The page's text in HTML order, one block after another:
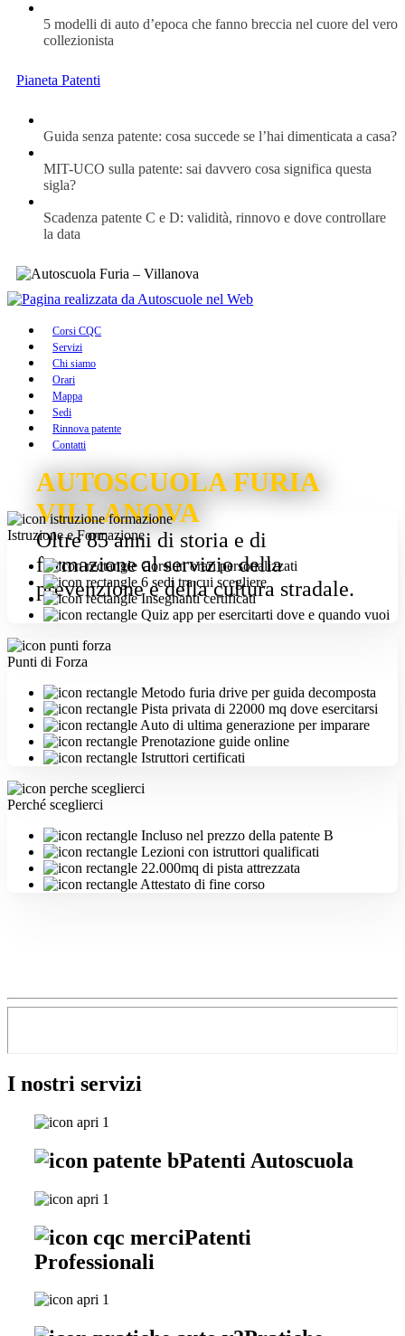
5 modelli di auto d’epoca che fanno breccia nel cuore del vero
collezionista
Pianeta Patenti
Guida senza patente: cosa succede se l’hai dimenticata a casa?
MIT-UCO sulla patente: sai davvero cosa significa questa
sigla?
Scadenza patente C e D: validità, rinnovo e dove controllare
la data
Corsi CQC
Servizi
Chi siamo
Orari
Mappa
Sedi
Rinnova patente
Contatti
AUTOSCUOLA FURIA
VILLANOVA
Oltre 85 anni di storia e di
formazione al servizio della
prevenzione e della cultura stradale.
Istruzione e Formazione
Corsi in orari personalizzati
6 sedi tra cui scegliere
Insegnanti certificati
Quiz app per esercitarti dove e quando vuoi
Punti di Forza
Metodo furia drive per guida decomposta
Pista privata di 22000 mq dove esercitarsi
Auto di ultima generazione per imparare
Prenotazione guide online
Istruttori certificati
Perché sceglierci
Incluso nel prezzo della patente B
Lezioni con istruttori qualificati
22.000mq di pista attrezzata
Attestato di fine corso
I nostri servizi
Patenti Autoscuola
Patenti
Professionali